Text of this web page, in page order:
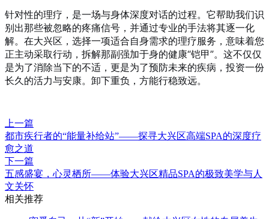
针对性的理疗，是一场与身体深度对话的过程。它帮助我们识
别出那些被忽略的疼痛信号，并通过专业的手法将其逐一化
解。在大兴区，选择一项适合自身需求的理疗服务，意味着您
正主动采取行动，拆解那副强加于身的健康“铠甲”。这不仅仅
是为了消除当下的不适，更是为了预防未来的疾病，投资一份
长久的活力与安康。卸下重负，方能行稳致远。
上一篇
都市疾行者的“能量补给站”——探寻大兴区高端SPA的深度疗
愈之道
下一篇
五感盛宴，心灵栖所——体验大兴区精品SPA的极致美学与人
文关怀
相关推荐